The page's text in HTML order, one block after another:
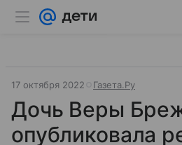
17 октября 2022 Газета.Ру
Дочь Веры
опубликовала